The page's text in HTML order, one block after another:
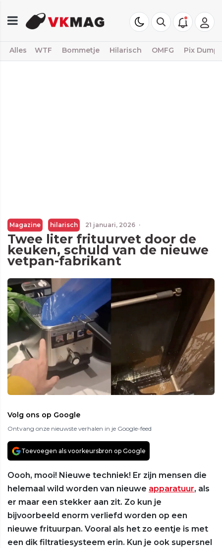
Alles WTF Bommetje Hilarisch OMFG Pix Dump
Magazine hilarisch 21 januari, 2026 ·
Twee liter frituurvet door de
keuken, schuld van de nieuwe
vetpan-fabrikant
Volg ons op Google
Ontvang onze nieuwste verhalen in je Google-feed
Toevoegen als voorkeursbron op Google
Oooh, mooi! Nieuwe techniek! Er zijn mensen die
helemaal wild worden van nieuwe apparatuur, als
er maar een stekker aan zit. Zo kun je
bijvoorbeeld enorm verliefd worden op een
nieuwe frituurpan. Vooral als het zo eentje is met
een dik filtratiesysteem erin. Kun je ook supersnel